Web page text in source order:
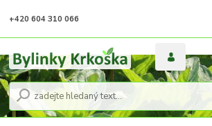
+420 604 310 066